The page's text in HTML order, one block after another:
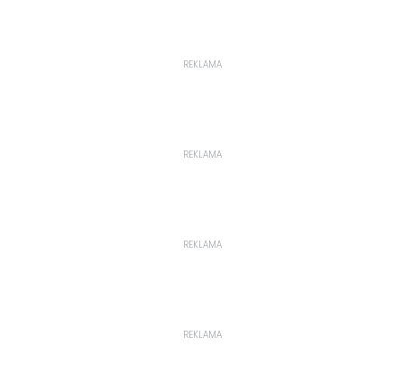
REKLAMA
REKLAMA
REKLAMA
REKLAMA